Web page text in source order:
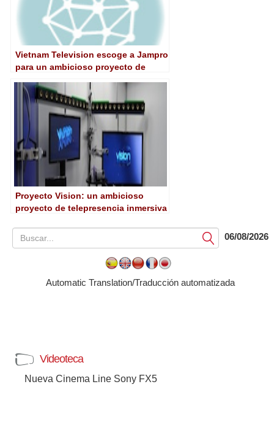
Vietnam Television escoge a Jampro
para un ambicioso proyecto de
Proyecto Vision: un ambicioso
proyecto de telepresencia inmersiva
Submit06/08/2026
Automatic Translation/Traducción automatizada
Videoteca
Nueva Cinema Line Sony FX5